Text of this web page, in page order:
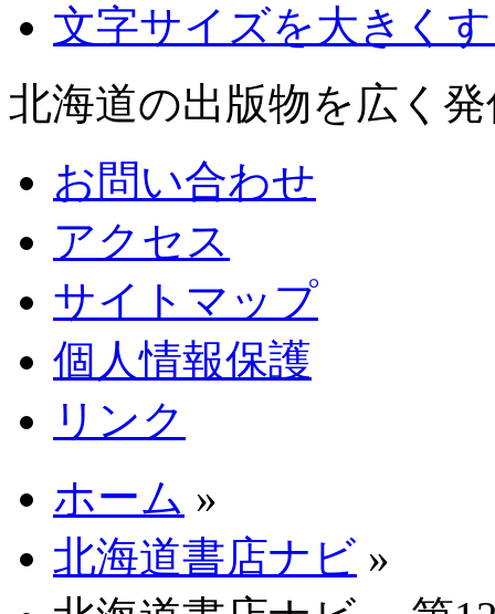
文字サイズを大きく
北海道の出版物を広く
お問い合わせ
アクセス
サイトマップ
個人情報保護
リンク
ホーム »
北海道書店ナビ »